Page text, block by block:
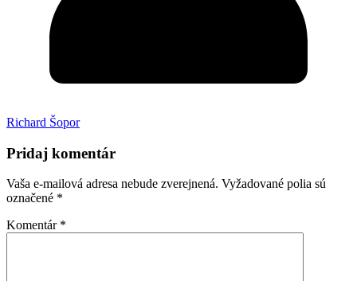
Richard Šopor
Pridaj komentár
Vaša e-mailová adresa nebude zverejnená. Vyžadované polia sú
označené *
Komentár *